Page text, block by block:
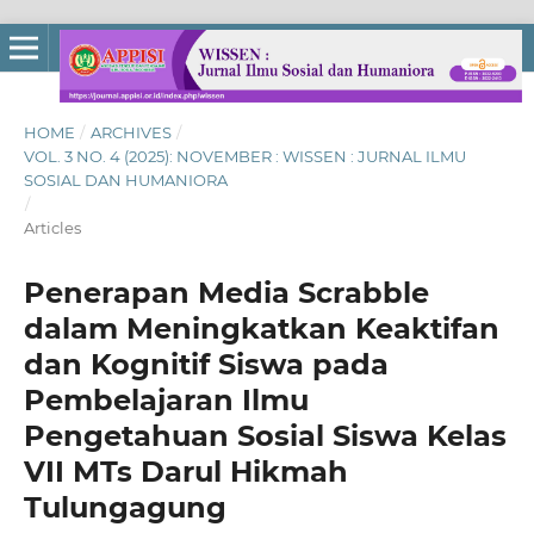
HOME / ARCHIVES /
VOL. 3 NO. 4 (2025): NOVEMBER : WISSEN : JURNAL ILMU
SOSIAL DAN HUMANIORA
/
Articles
Penerapan Media Scrabble
dalam Meningkatkan Keaktifan
dan Kognitif Siswa pada
Pembelajaran Ilmu
Pengetahuan Sosial Siswa Kelas
VII MTs Darul Hikmah
Tulungagung